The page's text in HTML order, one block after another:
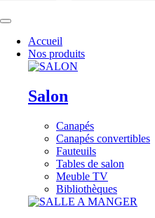
Accueil
Nos produits
Salon
Canapés
Canapés convertibles
Fauteuils
Tables de salon
Meuble TV
Bibliothèques